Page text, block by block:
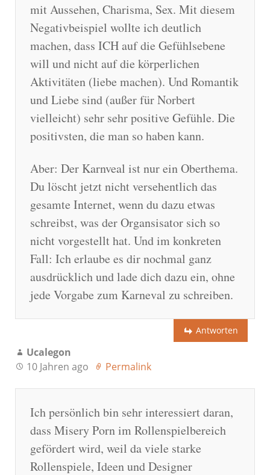
mit Aussehen, Charisma, Sex. Mit diesem
Negativbeispiel wollte ich deutlich
machen, dass ICH auf die Gefühlsebene
will und nicht auf die körperlichen
Aktivitäten (liebe machen). Und Romantik
und Liebe sind (außer für Norbert
vielleicht) sehr sehr positive Gefühle. Die
positivsten, die man so haben kann.
Aber: Der Karnveal ist nur ein Oberthema.
Du löscht jetzt nicht versehentlich das
gesamte Internet, wenn du dazu etwas
schreibst, was der Organsisator sich so
nicht vorgestellt hat. Und im konkreten
Fall: Ich erlaube es dir nochmal ganz
ausdrücklich und lade dich dazu ein, ohne
jede Vorgabe zum Karneval zu schreiben.
Antworten
Ucalegon
10 Jahren ago
Permalink
Ich persönlich bin sehr interessiert daran,
dass Misery Porn im Rollenspielbereich
gefördert wird, weil da viele starke
Rollenspiele, Ideen und Designer